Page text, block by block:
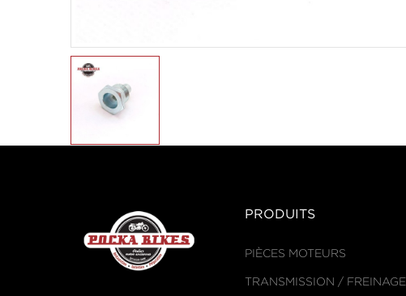
PRODUITS
PIÈCES MOTEURS
TRANSMISSION / FREINAGE